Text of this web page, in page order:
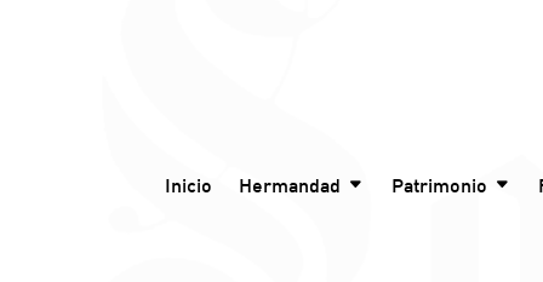
Inicio Hermandad Patrimonio